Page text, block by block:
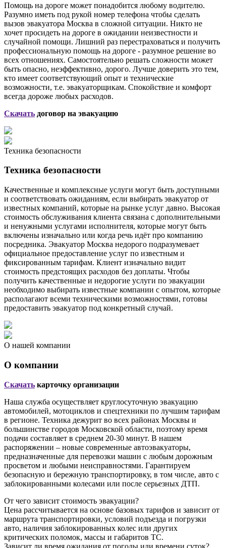
Помощь на дороге может понадобится любому водителю.
Разумно иметь под рукой номер телефона чтобы сделать
вызов эвакуатора Москва в сложной ситуации. Никто не
хочет просидеть на дороге в ожидании неизвестности и
случайной помощи. Лишний раз перестраховаться и получить
профессиональную помощь на дороге - разумное решение во
всех отношениях. Самостоятельно решать сложности может
быть опасно, неэффективно, дорого. Лучше доверить это тем,
кто имеет соответствующий опыт и технические
возможности, т.е. эвакуаторщикам. Спокойствие и комфорт
всегда дороже любых расходов.
Скачать договор на эвакуацию
Техника безопасности
Техника безопасности
Качественные и комплексные услуги могут быть доступными
и соответствовать ожиданиям, если выбирать эвакуатор от
известных компаний, которые на рынке услуг давно. Высокая
стоимость обслуживания клиента связана с дополнительными
и ненужными услугами исполнителя, которые могут быть
включены изначально или когда речь идёт про компанию
посредника. Эвакуатор Москва недорого подразумевает
официальное предоставление услуг по известным и
фиксированным тарифам. Клиент изначально видит
стоимость предстоящих расходов без доплаты. Чтобы
получить качественные и недорогие услуги по эвакуации
необходимо выбирать известные компании с опытом, которые
располагают всеми техническими возможностями, готовы
предоставить эвакуатор под конкретный случай.
О нашей компании
О компании
Скачать карточку организации
Наша служба осуществляет круглосуточную эвакуацию
автомобилей, мотоциклов и спецтехники по лучшим тарифам
в регионе. Техника дежурит во всех районах Москвы и
большинстве городов Московской области, поэтому время
подачи составляет в среднем 20-30 минут. В нашем
распоряжении – новые современные автоэвакуаторы,
предназначенные для перевозки машин с любым дорожным
просветом и любыми неисправностями. Гарантируем
безопасную и бережную транспортировку, в том числе, авто с
заблокированными колесами или после серьезных ДТП.
От чего зависит стоимость эвакуации?
Цена рассчитывается на основе базовых тарифов и зависит от
маршрута транспортировки, условий подъезда и погрузки
авто, наличия заблокированных колес или других
критических поломок, массы и габаритов ТС.
Зависит ли время ожидания от погоды или времени суток?